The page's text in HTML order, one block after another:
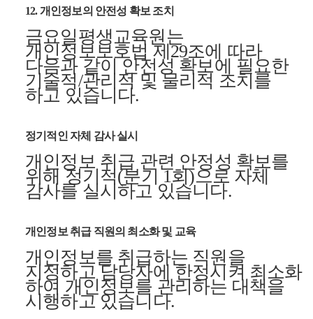
12. 개인정보의 안전성 확보 조치
금요일평생교육원는
개인정보보호법 제29조에 따라
다음과 같이 안전성 확보에 필요한
기술적/관리적 및 물리적 조치를
하고 있습니다.
정기적인 자체 감사 실시
개인정보 취급 관련 안정성 확보를
위해 정기적(분기 1회)으로 자체
감사를 실시하고 있습니다.
개인정보 취급 직원의 최소화 및 교육
개인정보를 취급하는 직원을
지정하고 담당자에 한정시켜 최소화
하여 개인정보를 관리하는 대책을
시행하고 있습니다.